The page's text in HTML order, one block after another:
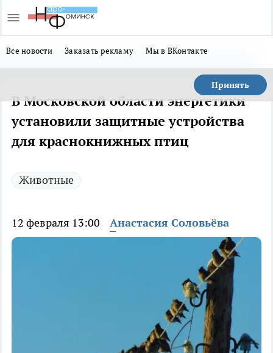
Все новости Заказать рекламу Мы в ВКонтакте
Принять
В Московской области энергетики
установили защитные устройства
для краснокнижных птиц
Животные
12 февраля 13:00 Анастасия Соловьёва